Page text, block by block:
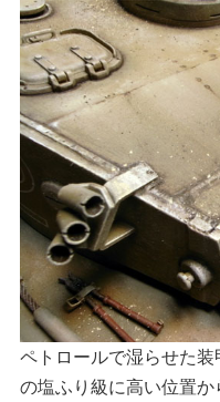
ペトロールで湿らせた
の塩ふり級に高い位置